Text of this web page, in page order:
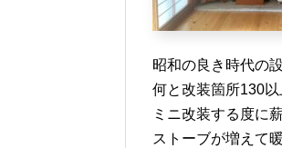
昭和の良き時代の
何と改装箇所130以
ミニ改装する度に
ストーブが増えて